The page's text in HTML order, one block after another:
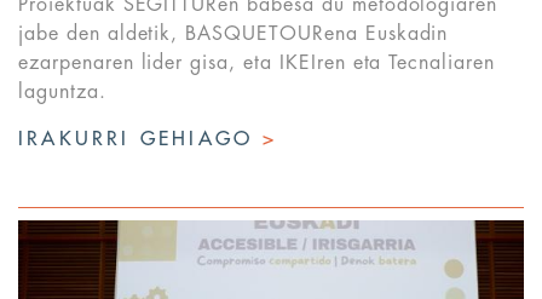
Proiektuak SEGITTURen babesa du metodologiaren
jabe den aldetik, BASQUETOURena Euskadin
ezarpenaren lider gisa, eta IKEIren eta Tecnaliaren
laguntza.
IRAKURRI GEHIAGO>